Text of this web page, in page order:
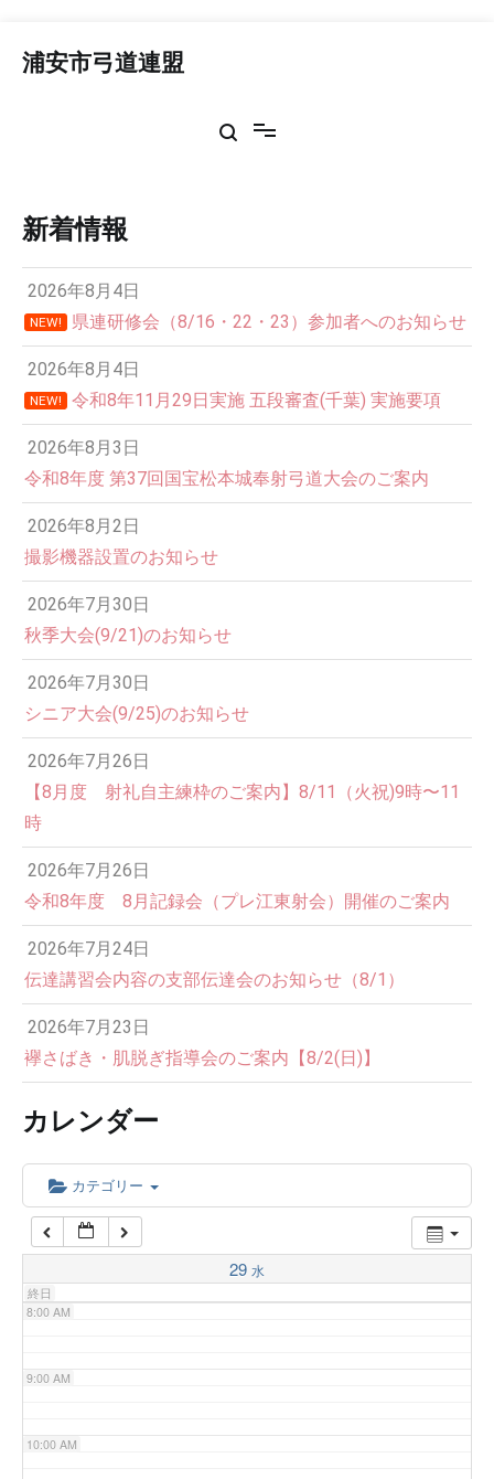
浦安市弓道連盟
新着情報
2026年8月4日
NEW! 県連研修会（8/16・22・23）参加者へのお知らせ
2026年8月4日
NEW! 令和8年11月29日実施 五段審査(千葉) 実施要項
2026年8月3日
令和8年度 第37回国宝松本城奉射弓道大会のご案内
2026年8月2日
撮影機器設置のお知らせ
2026年7月30日
秋季大会(9/21)のお知らせ
2026年7月30日
シニア大会(9/25)のお知らせ
2026年7月26日
【8月度 射礼自主練枠のご案内】8/11（火祝)9時〜11
時
2026年7月26日
令和8年度 8月記録会（プレ江東射会）開催のご案内
2026年7月24日
伝達講習会内容の支部伝達会のお知らせ（8/1）
2026年7月23日
襷さばき・肌脱ぎ指導会のご案内【8/2(日)】
カレンダー
カテゴリー
29 水
終日
12:00 AM
1:00 AM
2:00 AM
3:00 AM
4:00 AM
5:00 AM
6:00 AM
7:00 AM
8:00 AM
9:00 AM
10:00 AM